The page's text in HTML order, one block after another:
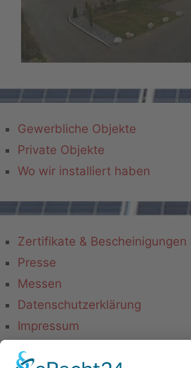
Gewerbliche Objekte
Private Objekte
Wo wir installiert haben
Zertifikate & Bescheinigungen
Presse
Messen
Datenschutzerklärung
Impressum